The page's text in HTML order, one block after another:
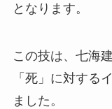
となります。
この技は、七海
「死」に対する
ました。